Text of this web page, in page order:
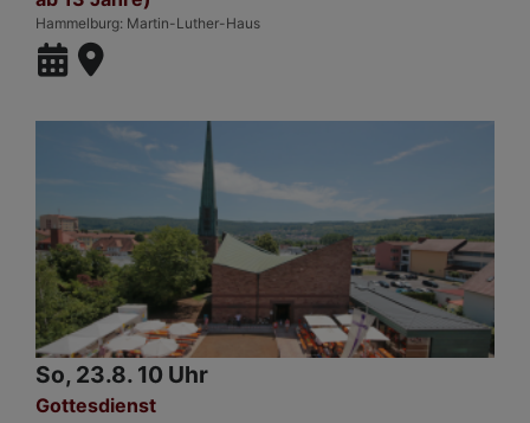
Hammelburg Martin-Luther-Haus
So, 23.8. 10 Uhr
Gottesdienst